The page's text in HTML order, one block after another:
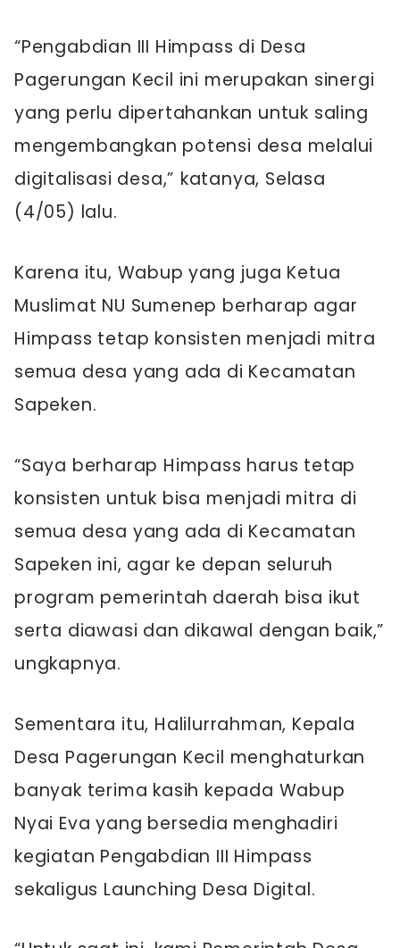
“Pengabdian III Himpass di Desa
Pagerungan Kecil ini merupakan sinergi
yang perlu dipertahankan untuk saling
mengembangkan potensi desa melalui
digitalisasi desa,” katanya, Selasa
(4/05) lalu.
Karena itu, Wabup yang juga Ketua
Muslimat NU Sumenep berharap agar
Himpass tetap konsisten menjadi mitra
semua desa yang ada di Kecamatan
Sapeken.
“Saya berharap Himpass harus tetap
konsisten untuk bisa menjadi mitra di
semua desa yang ada di Kecamatan
Sapeken ini, agar ke depan seluruh
program pemerintah daerah bisa ikut
serta diawasi dan dikawal dengan baik,”
ungkapnya.
Sementara itu, Halilurrahman, Kepala
Desa Pagerungan Kecil menghaturkan
banyak terima kasih kepada Wabup
Nyai Eva yang bersedia menghadiri
kegiatan Pengabdian III Himpass
sekaligus Launching Desa Digital.